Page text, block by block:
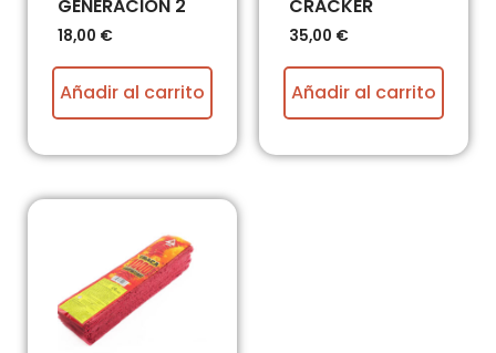
GENERACION 2
18,00 €
Añadir al carrito
CRACKER
35,00 €
Añadir al carrito